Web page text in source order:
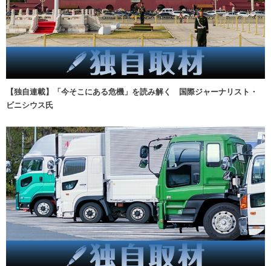
【独自連載】「今そこにある危機」を読み解く 国際ジャーナリスト・
ビニシウス氏